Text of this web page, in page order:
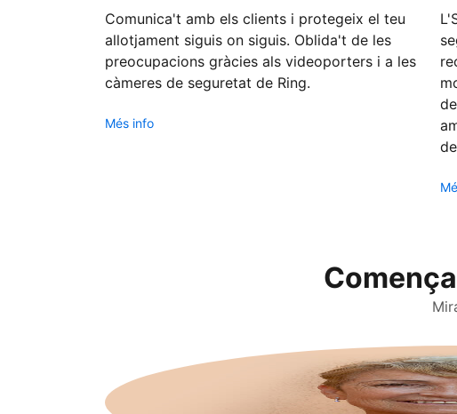
Comunica't amb els clients i protegeix el teu
allotjament siguis on siguis. Oblida't de les
preocupacions gràcies als videoporters i a les
càmeres de seguretat de Ring.
Més info